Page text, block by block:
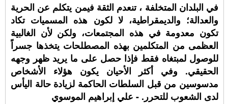
في البلدان المتخلفة ، تنعدم الثقة فيمن يتكلم عن الحرية
والعدالة؛ والديمقراطية، لا لكون هذه المسميات تكاد
تكون معدومة في هذه المجتمعات، ولكن لأن الغالبية
العظمى من المتكلمين بهذه المصطلحات يتخذها جسراً
للوصول لمبتغاه فقط فإذا حصل على ما يريد ظهر وجهه
الحقيقي. وفي أكثر الأحيان يكون هؤلاء الأشخاص
مدسوسين من قبل السلطات الحاكمة لزيادة حالة اليأس
لدى الشعوب للتحرر. - علي إبراهيم الموسوي